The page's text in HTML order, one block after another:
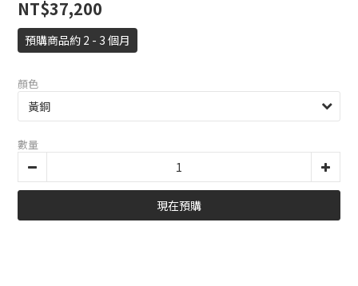
NT$37,200
預購商品約 2 - 3 個月
顏色
數量
現在預購